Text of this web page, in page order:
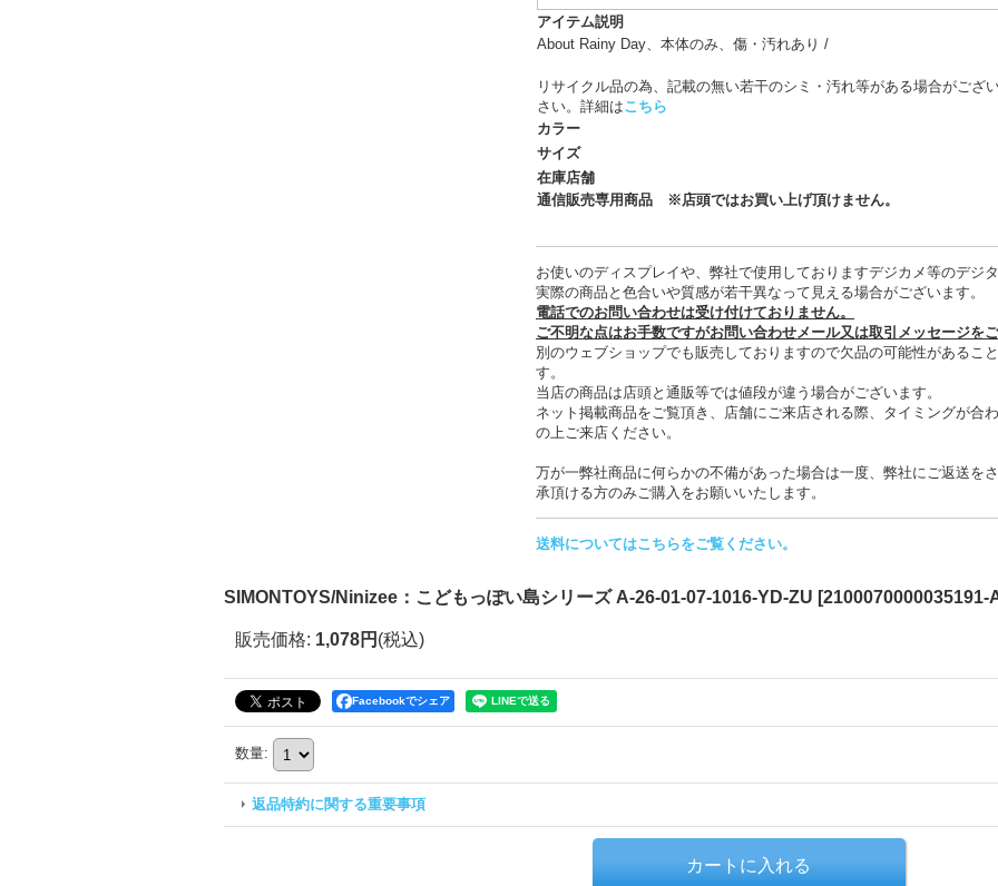
アイテム説明
About Rainy Day、本体のみ、傷・汚れあり /
リサイクル品の為、記載の無い若干のシミ・汚れ等がある場合がござ
さい。詳細はこちら
カラー
サイズ
在庫店舗
通信販売専用商品 ※店頭ではお買い上げ頂けません。
お使いのディスプレイや、弊社で使用しておりますデジカメ等のデジ
実際の商品と色合いや質感が若干異なって見える場合がございます。
電話でのお問い合わせは受け付けておりません。
ご不明な点はお手数ですがお問い合わせメール又は取引メッセージをご
別のウェブショップでも販売しておりますので欠品の可能性があるこ
す。
当店の商品は店頭と通販等では値段が違う場合がございます。
ネット掲載商品をご覧頂き、店舗にご来店される際、タイミングが合
の上ご来店ください。
万が一弊社商品に何らかの不備があった場合は一度、弊社にご返送を
承頂ける方のみご購入をお願いいたします。
送料についてはこちらをご覧ください。
SIMONTOYS/Ninizee：こどもっぽい島シリーズ A-26-01-07-1016-YD-ZU [2100070000035191-
販売価格: 1,078円 (税込)
Facebookでシェア
数量:
返品特約に関する重要事項